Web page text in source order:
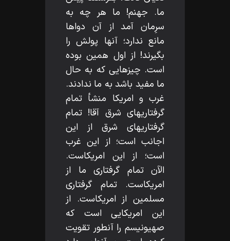
ما. جهنم! ما هر چه به
سرِمان آمد از آن دواها
مانع ندارد؛ آنها پولش را
بگيرند! از اول همين بوده
است. چيزهايى كه به حال
ما مفيد باشد به ما ندادند.
غرب و امريكا منشأ تمام
گرفتاريهاى شرق آقا! تمام
گرفتاريهاى شرق از اين
اجانب است؛ از اين غرب
است؛ از اين امريكاست.
الآن تمام گرفتارى ما از
امريكاست. تمام گرفتارى
مسلمين از امريكاست. از
اين امريكايى است كه
صهيونيسم را آنطور تقويت